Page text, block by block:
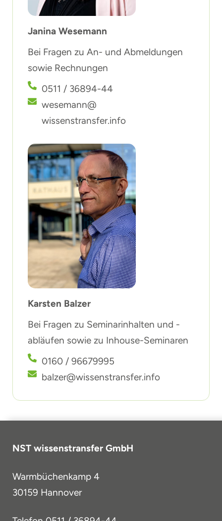
Janina Wesemann
Bei Fragen zu An- und Abmeldungen
sowie Rechnungen
0511 / 36894-44
wesemann@
wissenstransfer.info
Karsten Balzer
Bei Fragen zu Seminarinhalten und -
abläufen sowie zu Inhouse-Seminaren
0160 / 96679995
balzer@wissenstransfer.info
NST wissenstransfer GmbH
Warmbüchenkamp 4
30159 Hannover